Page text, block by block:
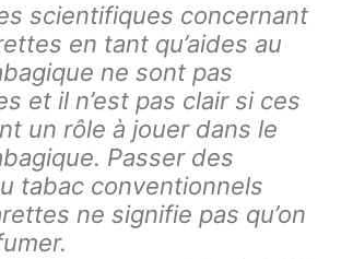
scientifiques concernant
en tant qu’aides au
ne sont pas
et il n’est pas clair si ces
un rôle à jouer dans le
Passer des
tabac conventionnels
ne signifie pas qu’on